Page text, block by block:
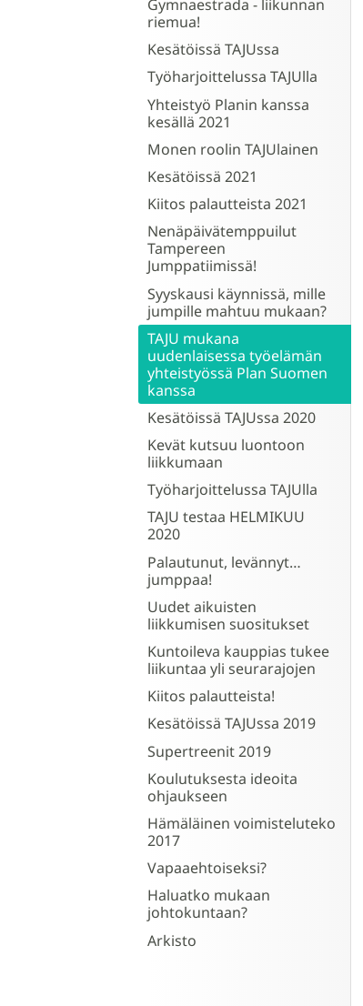
Gymnaestrada - liikunnan
riemua!
Kesätöissä TAJUssa
Työharjoittelussa TAJUlla
Yhteistyö Planin kanssa
kesällä 2021
Monen roolin TAJUlainen
Kesätöissä 2021
Kiitos palautteista 2021
Nenäpäivätemppuilut
Tampereen
Jumppatiimissä!
Syyskausi käynnissä, mille
jumpille mahtuu mukaan?
TAJU mukana
uudenlaisessa työelämän
yhteistyössä Plan Suomen
kanssa
Kesätöissä TAJUssa 2020
Kevät kutsuu luontoon
liikkumaan
Työharjoittelussa TAJUlla
TAJU testaa HELMIKUU
2020
Palautunut, levännyt…
jumppaa!
Uudet aikuisten
liikkumisen suositukset
Kuntoileva kauppias tukee
liikuntaa yli seurarajojen
Kiitos palautteista!
Kesätöissä TAJUssa 2019
Supertreenit 2019
Koulutuksesta ideoita
ohjaukseen
Hämäläinen voimisteluteko
2017
Vapaaehtoiseksi?
Haluatko mukaan
johtokuntaan?
Arkisto